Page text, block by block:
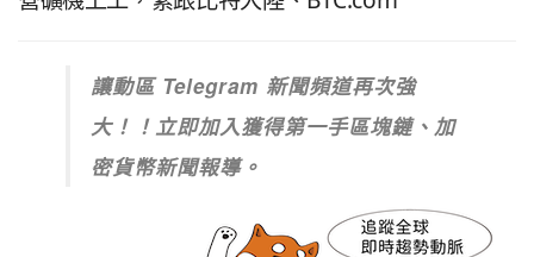
讓動區 Telegram 新聞頻道再次強
大！！立即加入獲得第一手區塊鏈、加
密貨幣新聞報導。